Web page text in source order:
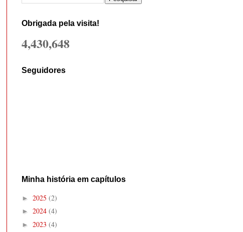
Obrigada pela visita!
4,430,648
Seguidores
Minha história em capítulos
► 2025 (2)
► 2024 (4)
► 2023 (4)